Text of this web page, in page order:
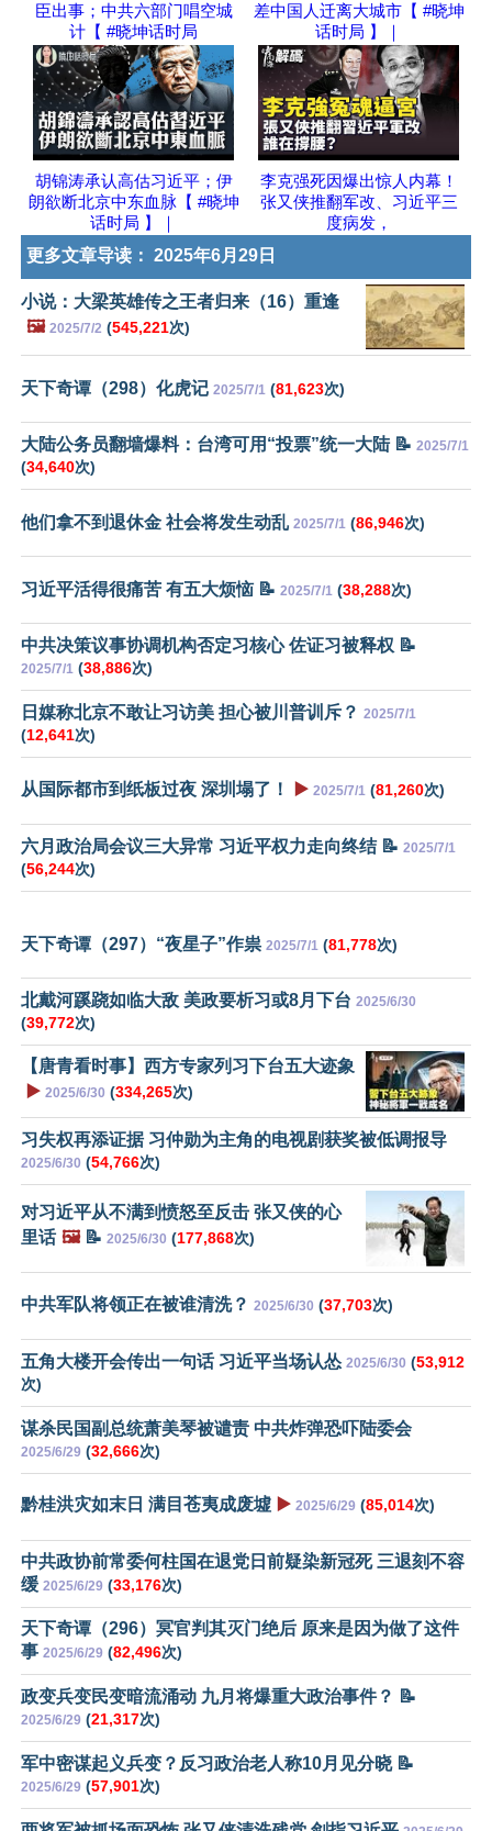
臣出事；中共六部门唱空城
计【 #晓坤话时局
差中国人迁离大城市【 #晓坤
话时局 】｜
胡锦涛承认高估习近平；伊
朗欲断北京中东血脉【 #晓坤
话时局 】｜
李克强死因爆出惊人内幕！
张又侠推翻军改、习近平三
度病发，
更多文章导读： 2025年6月29日
小说：大梁英雄传之王者归来（16）重逢
🖼️ 2025/7/2 (545,221次)
天下奇谭（298）化虎记 2025/7/1 (81,623次)
大陆公务员翻墙爆料：台湾可用“投票”统一大陆 📝 2025/7/1
(34,640次)
他们拿不到退休金 社会将发生动乱 2025/7/1 (86,946次)
习近平活得很痛苦 有五大烦恼 📝 2025/7/1 (38,288次)
中共决策议事协调机构否定习核心 佐证习被释权 📝
2025/7/1 (38,886次)
日媒称北京不敢让习访美 担心被川普训斥？ 2025/7/1
(12,641次)
从国际都市到纸板过夜 深圳塌了！ ▶️ 2025/7/1 (81,260次)
六月政治局会议三大异常 习近平权力走向终结 📝 2025/7/1
(56,244次)
天下奇谭（297）“夜星子”作祟 2025/7/1 (81,778次)
北戴河蹊跷如临大敌 美政要析习或8月下台 2025/6/30
(39,772次)
【唐青看时事】西方专家列习下台五大迹象
▶️ 2025/6/30 (334,265次)
习失权再添证据 习仲勋为主角的电视剧获奖被低调报导
2025/6/30 (54,766次)
对习近平从不满到愤怒至反击 张又侠的心
里话 🖼️📝 2025/6/30 (177,868次)
中共军队将领正在被谁清洗？ 2025/6/30 (37,703次)
五角大楼开会传出一句话 习近平当场认怂 2025/6/30 (53,912
次)
谋杀民国副总统萧美琴被谴责 中共炸弹恐吓陆委会
2025/6/29 (32,666次)
黔桂洪灾如末日 满目苍夷成废墟 ▶️ 2025/6/29 (85,014次)
中共政协前常委何柱国在退党日前疑染新冠死 三退刻不容
缓 2025/6/29 (33,176次)
天下奇谭（296）冥官判其灭门绝后 原来是因为做了这件
事 2025/6/29 (82,496次)
政变兵变民变暗流涌动 九月将爆重大政治事件？ 📝
2025/6/29 (21,317次)
军中密谋起义兵变？反习政治老人称10月见分晓 📝
2025/6/29 (57,901次)